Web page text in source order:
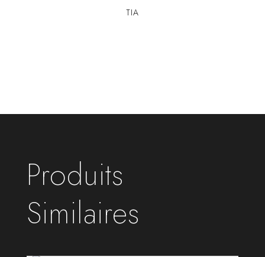
TIA
Produits
Similaires